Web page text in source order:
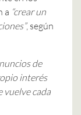
a “crear un
, según
de
interés
vuelve cada